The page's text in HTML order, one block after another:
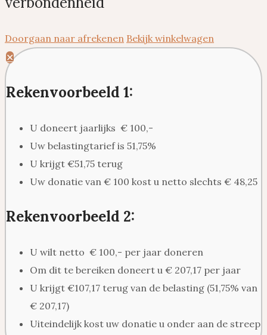
Doorgaan naar afrekenen Bekijk winkelwagen
✕
Rekenvoorbeeld 1:
U doneert jaarlijks € 100,-
Uw belastingtarief is 51,75%
U krijgt €51,75 terug
Uw donatie van € 100 kost u netto slechts € 48,25
Rekenvoorbeeld 2:
U wilt netto € 100,- per jaar doneren
Om dit te bereiken doneert u € 207,17 per jaar
U krijgt €107,17 terug van de belasting (51,75% van
€ 207,17)
Uiteindelijk kost uw donatie u onder aan de streep